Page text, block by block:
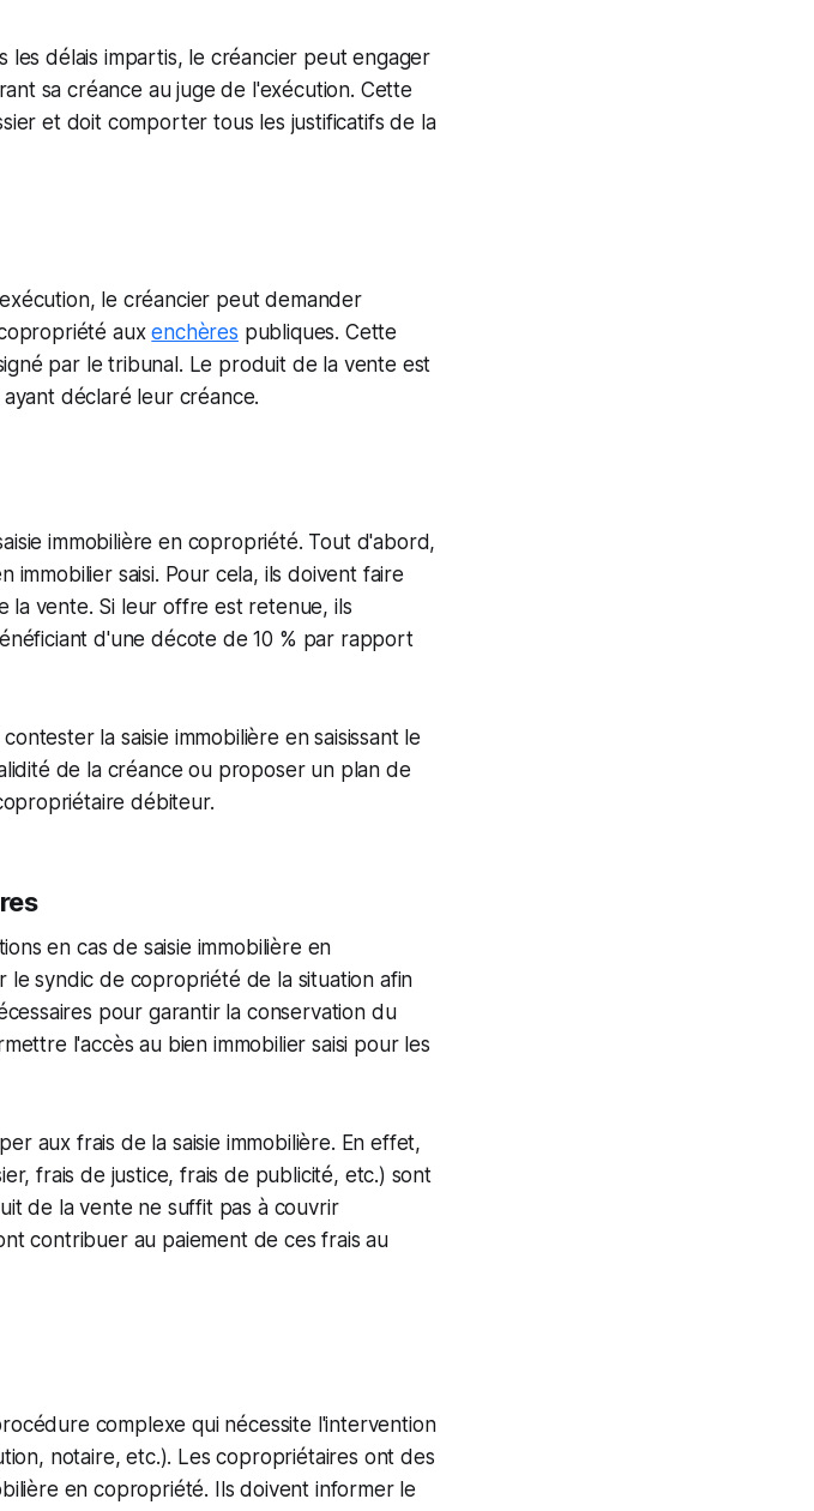
délais impartis, le créancier peut engager
sa créance au juge de l'exécution. Cette
et doit comporter tous les justificatifs de la
le créancier peut demander
auxenchères publiques. Cette
par le tribunal. Le produit de la vente est
déclaré leur créance.
immobilière en copropriété. Tout d'abord,
saisi. Pour cela, ils doivent faire
la vente. Si leur offre est retenue, ils
d'une décote de 10 % par rapport
la saisie immobilière en saisissant le
de la créance ou proposer un plan de
débiteur.
en cas de saisie immobilière en
syndic de copropriété de la situation afin
pour garantir la conservation du
l'accès au bien immobilier saisi pour les
aux frais de la saisie immobilière. En effet,
frais de justice, frais de publicité, etc.) sont
de la vente ne suffit pas à couvrir
contribuer au paiement de ces frais au
complexe qui nécessite l'intervention
notaire, etc.). Les copropriétaires ont des
en copropriété. Ils doivent informer le